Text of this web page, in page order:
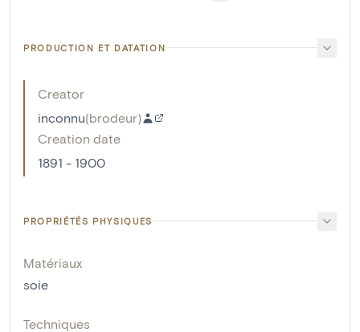
PRODUCTION ET DATATION
Creator
inconnu(brodeur)
Creation date
1891 - 1900
PROPRIÉTÉS PHYSIQUES
Matériaux
soie
Techniques